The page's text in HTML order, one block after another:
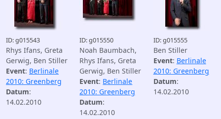
ID: g015543
Rhys Ifans, Greta
Gerwig, Ben Stiller
Event: Berlinale
2010: Greenberg
Datum:
14.02.2010
ID: g015550
Noah Baumbach,
Rhys Ifans, Greta
Gerwig, Ben Stiller
Event: Berlinale
2010: Greenberg
Datum:
14.02.2010
ID: g015555
Ben Stiller
Event: Berlinale
2010: Greenberg
Datum:
14.02.2010